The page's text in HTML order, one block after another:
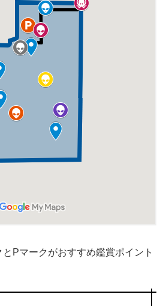
Pマークがおすすめ鑑賞ポイント